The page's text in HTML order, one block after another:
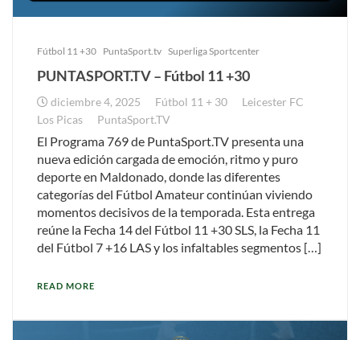
Fútbol 11 +30 PuntaSport.tv Superliga Sportcenter
PUNTASPORT.TV – Fútbol 11 +30
diciembre 4, 2025 Fútbol 11 + 30
Leicester FC
Los Picas
PuntaSport.TV
El Programa 769 de PuntaSport.TV presenta una
nueva edición cargada de emoción, ritmo y puro
deporte en Maldonado, donde las diferentes
categorías del Fútbol Amateur continúan viviendo
momentos decisivos de la temporada. Esta entrega
reúne la Fecha 14 del Fútbol 11 +30 SLS, la Fecha 11
del Fútbol 7 +16 LAS y los infaltables segmentos […]
READ MORE